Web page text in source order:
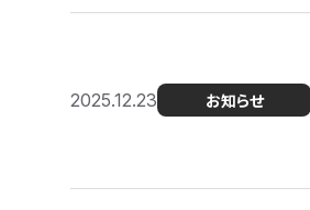
2025.12.23 お知らせ